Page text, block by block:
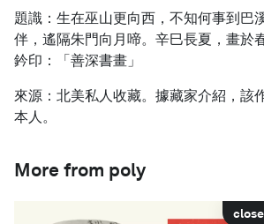
題識：生在巫山更向西，不知何事到巴
伴，遙隔朱門向月啼。辛巳長夏，畫於
鈐印：「善深書畫」
來源：北美私人收藏。據藏家介紹，該
本人。
More from poly
close